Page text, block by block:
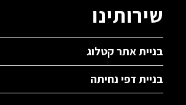
שירותינו
בניית אתר קטלוג
בניית דפי נחיתה